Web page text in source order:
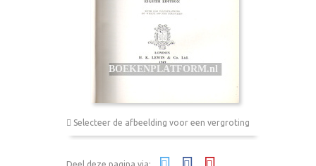
Selecteer de afbeelding voor een vergroting
Deel deze pagina via: